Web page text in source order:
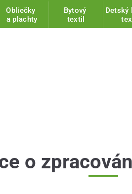
Obliečky
a plachty
Bytový
textil
Detský
o